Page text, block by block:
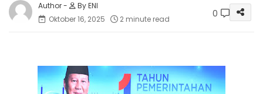
By ENI
Oktober 16, 2025
2 minute read 0